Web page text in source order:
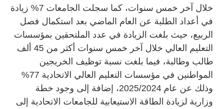
خلال آخر خمس سنوات، كما سجلت الجامعات 7% زيادة
في أعداد الطلبة عن العام الماضي بعد استكمال فصل
الربيع، حيث بلغت الزيادة في عدد الملتحقين بمؤسسات
التعليم العالي خلال آخر خمس سنوات أكثر من 45 ألف
طالب وطالبة، فيما بلغت نسبة توظيف الخريجين
المواطنين في مؤسسات التعليم العالي الاتحادية 77%
وذلك عن عام 2025/2024، إضافة إلى وجود خطة
وزارية لزيادة الطاقة الاستيعابية للجامعات الاتحادية إلى